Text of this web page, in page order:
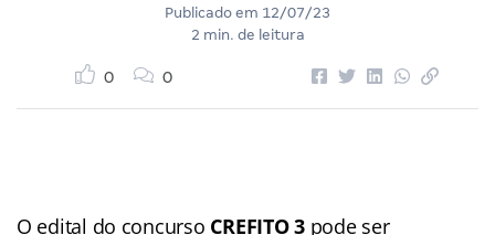
Publicado em 12/07/23
2 min. de leitura
0 0
O edital do concurso CREFITO 3pode ser